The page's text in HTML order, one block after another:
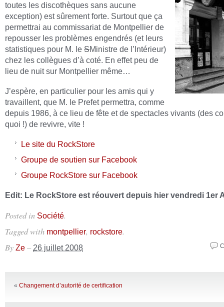
toutes les discothèques sans aucune
exception) est sûrement forte. Surtout que ça
permettrai au commissariat de Montpellier de
repousser les problèmes engendrés (et leurs
statistiques pour M. le SMinistre de l’Intérieur)
chez les collègues d’à coté. En effet peu de
lieu de nuit sur Montpellier même…
J’espère, en particulier pour les amis qui y
travaillent, que M. le Prefet permettra, comme
depuis 1986, à ce lieu de fête et de spectacles vivants (des
quoi !) de revivre, vite !
Le site du RockStore
Groupe de soutien sur Facebook
Groupe RockStore sur Facebook
Edit: Le RockStore est réouvert depuis hier vendredi 1er
Posted in Société.
Tagged with montpellier, rockstore.
By Ze – 26 juillet 2008
« Changement d’autorité de certification